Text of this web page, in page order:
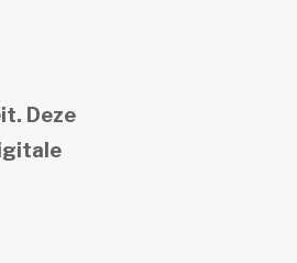
Deze